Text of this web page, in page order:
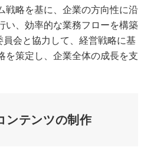
戦略を基に、企業の方向性に沿
い、効率的な業務フローを構築
員会と協力して、経営戦略に基
を策定し、企業全体の成長を支
ンテンツの制作